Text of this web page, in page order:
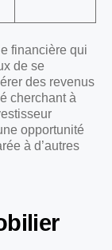
financière qui
de se
des revenus
cherchant à
opportunité
à d’autres